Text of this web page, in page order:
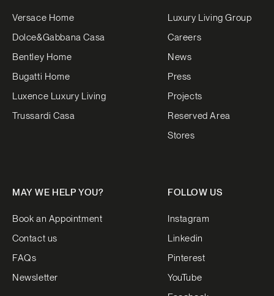
Versace Home
Dolce&Gabbana Casa
Bentley Home
Bugatti Home
Luxence Luxury Living
Trussardi Casa
Luxury Living Group
Careers
News
Press
Projects
Reserved Area
Stores
MAY WE HELP YOU?
Book an Appointment
Contact us
FAQs
Newsletter
FOLLOW US
Instagram
Linkedin
Pinterest
YouTube